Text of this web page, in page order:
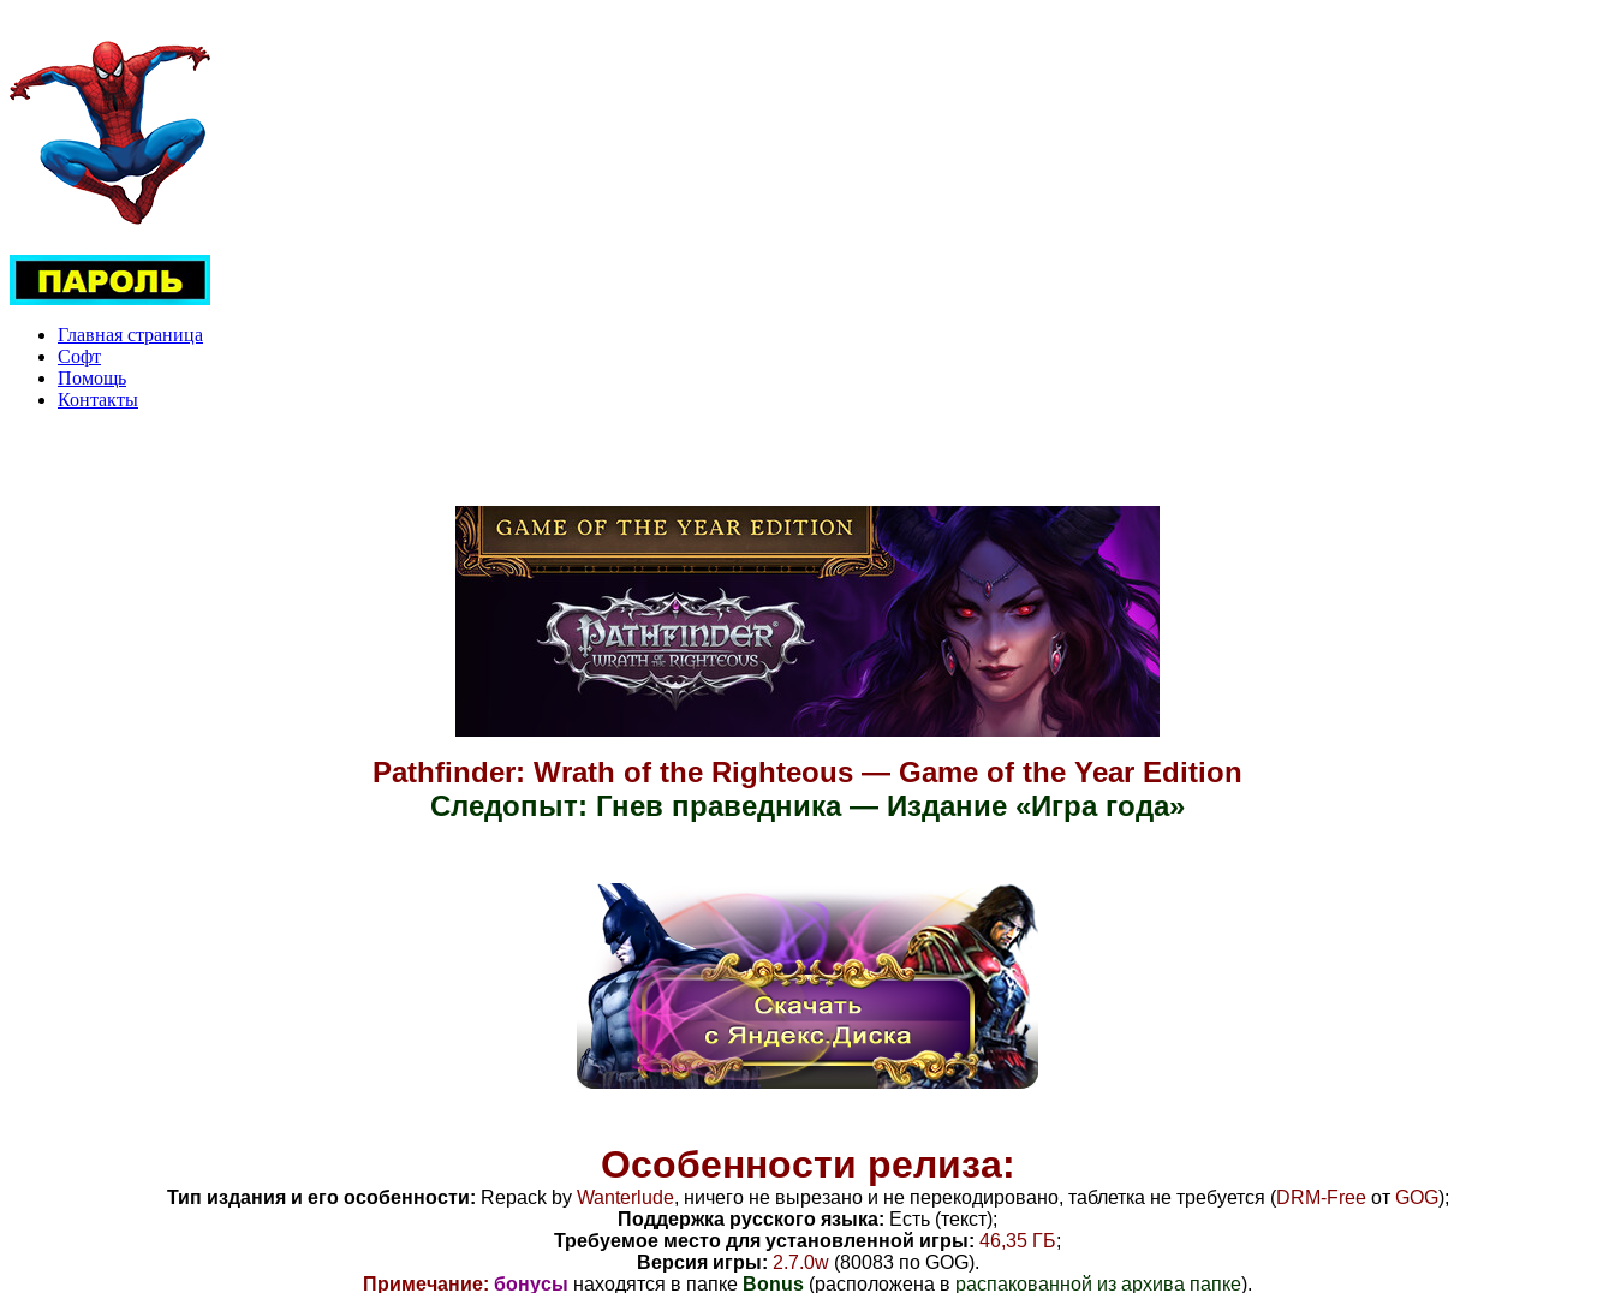
Главная страница
Софт
Помощь
Контакты
Pathfinder: Wrath of the Righteous — Game of the Year Edition
Следопыт: Гнев праведника — Издание «Игра года»
Особенности релиза:
Тип издания и его особенности: Repack by Wanterlude, ничего не вырезано и не перекодировано, таблетка не требуется (DRM-Freeот GOG);
Поддержка русского языка: Есть (текст);
Требуемое место для установленной игры: 46,35 ГБ;
Версия игры: 2.7.0w(80083 по GOG).
Примечание: бонусы находятся в папке Bonus (расположена в распакованной из архива папке).